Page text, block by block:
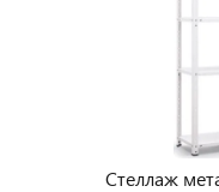
Стеллаж